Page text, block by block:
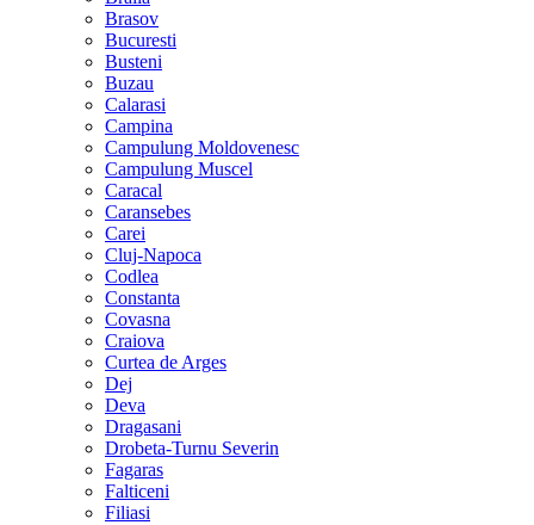
Brasov
Bucuresti
Busteni
Buzau
Calarasi
Campina
Campulung Moldovenesc
Campulung Muscel
Caracal
Caransebes
Carei
Cluj-Napoca
Codlea
Constanta
Covasna
Craiova
Curtea de Arges
Dej
Deva
Dragasani
Drobeta-Turnu Severin
Fagaras
Falticeni
Filiasi